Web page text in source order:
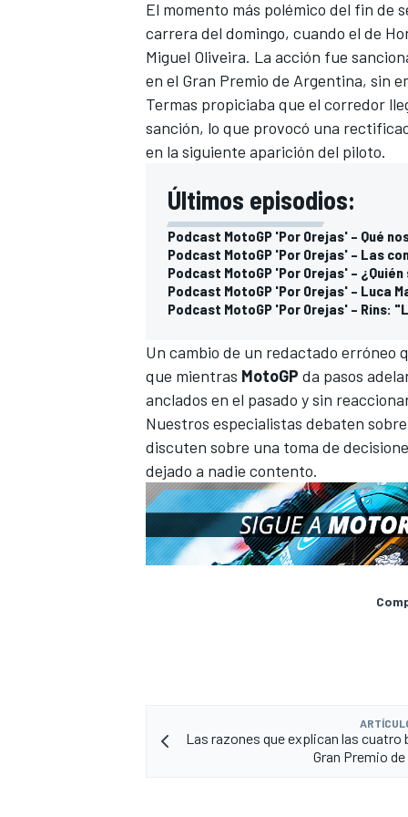
El momento más polémico del fin de
carrera del domingo, cuando el de
Miguel Oliveira. La acción fue
en el Gran Premio de Argentina, sin
Termas propiciaba que el corredor
sanción, lo que provocó una
en la siguiente aparición del piloto.
Últimos episodios:
Podcast MotoGP 'Por Orejas' – Qué
Podcast MotoGP 'Por Orejas' – Las
Podcast MotoGP 'Por Orejas' –
Podcast MotoGP 'Por Orejas' – Luca
Podcast MotoGP 'Por Orejas' – Rins:
Un cambio de un redactado erróneo
que mientras MotoGP da pasos
anclados en el pasado y sin
Nuestros especialistas debaten
discuten sobre una toma de
dejado a nadie contento.
Las razones que explican las cuatro
Gran Premio